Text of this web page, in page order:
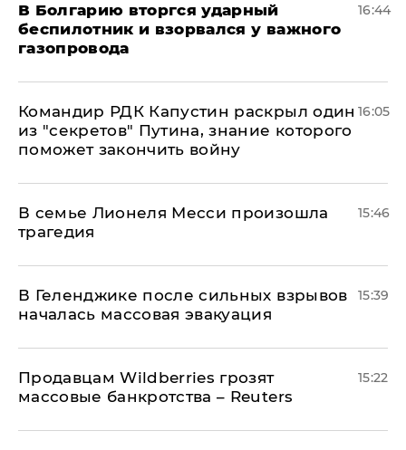
В Болгарию вторгся ударный
беспилотник и взорвался у важного
газопровода
16:44
Командир РДК Капустин раскрыл один
из "секретов" Путина, знание которого
поможет закончить войну
16:05
В семье Лионеля Месси произошла
трагедия
15:46
В Геленджике после сильных взрывов
началась массовая эвакуация
15:39
Продавцам Wildberries грозят
массовые банкротства – Reuters
15:22